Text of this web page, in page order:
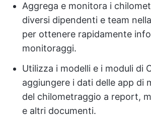
Aggrega e monitora i
diversi dipendenti e team nella
per ottenere rapidamente
monitoraggi.
Utilizza i modelli e i moduli di
aggiungere i dati delle app di
del chilometraggio a report,
e altri documenti.